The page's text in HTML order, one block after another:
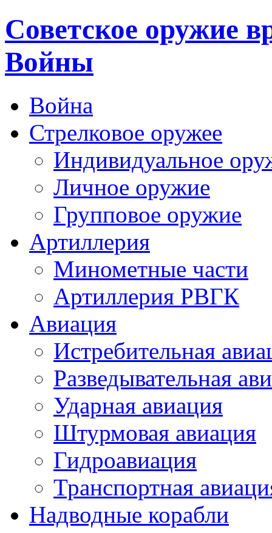
Cоветское оружие
Войны
Война
Стрелковое оружее
Индивидуальное
Личное оружие
Групповое оружие
Артиллерия
Минометные части
Артиллерия РВГК
Авиация
Истребительная
Разведывательная
Ударная авиация
Штурмовая авиация
Гидроавиация
Транспортная
Надводные корабли